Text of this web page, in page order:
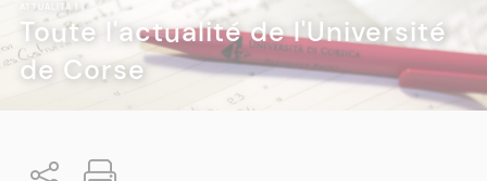
ATTUALITÀ|
Toute l'actualité de l'Université
de Corse